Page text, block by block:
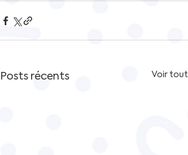
Posts récents Voir tout